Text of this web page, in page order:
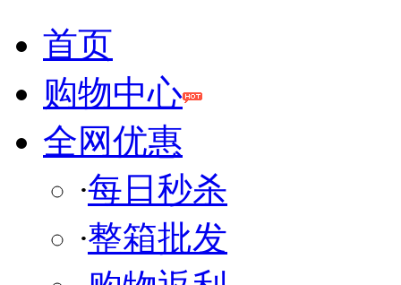
首页
购物中心
全网优惠
·每日秒杀
·整箱批发